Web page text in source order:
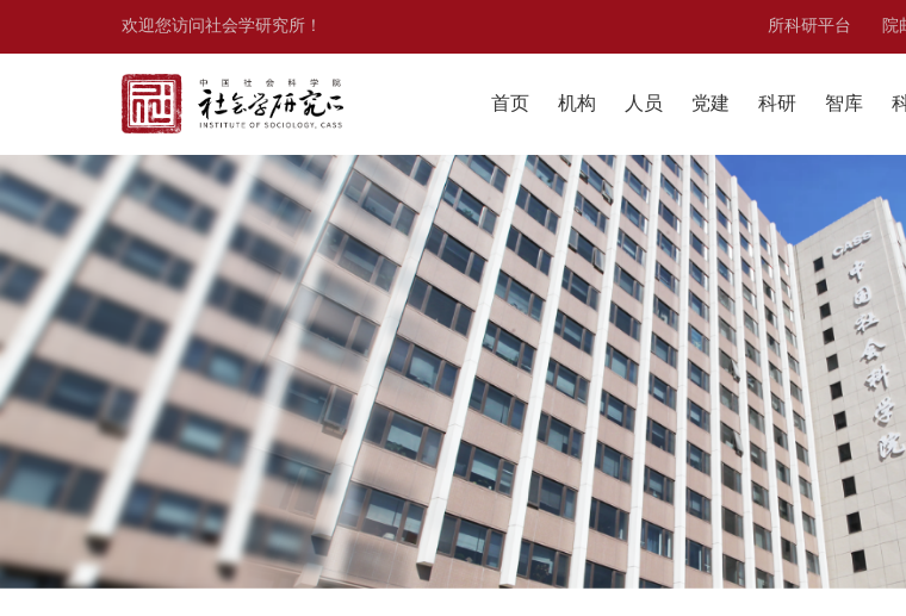
欢迎您访问社会学研究所！ 所科研平台 院
首页 机构 人员 党建 科研 智库